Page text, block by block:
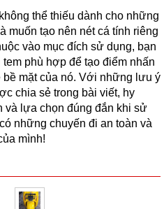
thể thiếu dành cho những
muốn tạo nên nét cá tính riêng
vào mục đích sử dụng, bạn
phù hợp để tạo điểm nhấn
bề mặt của nó. Với những lưu ý
chia sẻ trong bài viết, hy
và lựa chọn đúng đắn khi sử
những chuyến đi an toàn và
mình!